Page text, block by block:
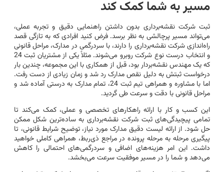
مسیر به شما کمک کند
ثبت شرکت نقشه‌برداری بدون داشتن راهنمایی دقیق و تجربه عملی،
می‌تواند مسیر پرچالشی به نظر برسد. فرض کنید افرادی که به تازگی قصد
راه‌اندازی شرکت نقشه‌برداری را دارند، با سردرگمی در مدارک، مراحل قانونی
و انتخاب درست نوع شرکت روبرو می‌شوند. مثلاً یکی از مشتریان ثبت 24
که یک مهندس نقشه‌بردار بود، قبل از همکاری با این مجموعه، چندین بار
درخواست ثبتش به دلیل نقص مدارک رد شد و زمان زیادی از دست رفت.
اما با مشاوره و همراهی تیم ثبت 24، تمام مدارک به درستی آماده شد و
مراحل قانونی با دقت و سرعت طی گردید.
این کسب و کار با ارائه راهکارهای تخصصی و عملی، کمک می‌کند تا
تمامی پیچیدگی‌های ثبت شرکت نقشه‌برداری به ساده‌ترین شکل ممکن
حل شود. از ارائه لیست دقیق مدارک مورد نیاز، توضیح شرایط قانونی، تا
پیگیری مرحله به مرحله پرونده در مراجع ذی‌ربط، همراهی کاملی خواهید
داشت. این امر هزینه‌های اضافی و سردرگمی‌های احتمالی را کاهش
می‌دهد و شما را در مسیر موفقیت سرعت می‌بخشد.